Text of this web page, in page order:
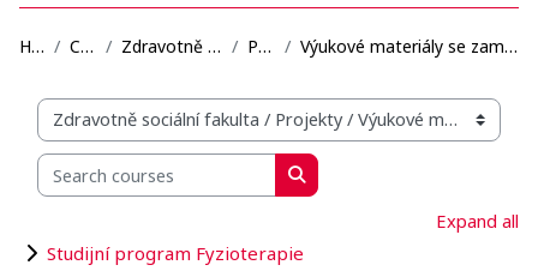
Home Courses Zdravotně sociální fakulta Projekty Výukové materiály se zaměřením na blended learning...
Organization structure of courses
Search courses
Search courses
Expand all
Studijní program Fyzioterapie